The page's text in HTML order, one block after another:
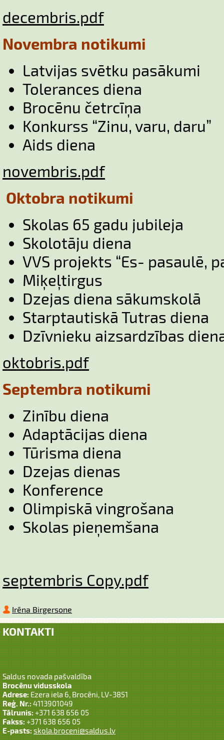
decembris.pdf
Novembra notikumi
Latvijas svētku pasākumi
Tolerances diena
Brocēnu četrcīņa
Konkurss “Zinu, varu, daru”
Aids diena
novembris.pdf
Oktobra notikumi
Skolas 65 gadu jubileja
Skolotāju diena
VVS projekts “Es- pasaulē,
Miķeļtirgus
Dzejas diena sākumskolā
Starptautiskā Tutras diena
Dzīvnieku aizsardzības
oktobris.pdf
Septembra notikumi
Zinību diena
Adaptācijas diena
Tūrisma diena
Dzejas dienas
Konference
Olimpiskā vingrošana
Skolas pieņemšana
septembris Copy.pdf
Irēna Birgersone
KONTAKTI
Saldus novada pašvaldība
Brocēnu vidusskola
Adrese:Ezera iela 6, Brocēni, LV-3851
Reģ. Nr.:4113901049
Tālrunis:+371 638 656 05
Fakss:+371 638 656 05
E-pasts:skola.broceni@saldus.lv